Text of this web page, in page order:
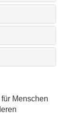
Menschen